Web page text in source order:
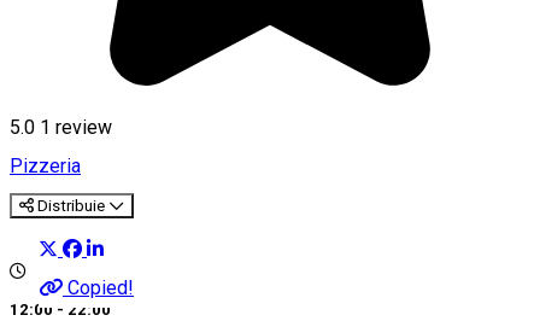
5.0 1 review
Pizzeria
Distribuie
Copied!
12:00 - 22:00